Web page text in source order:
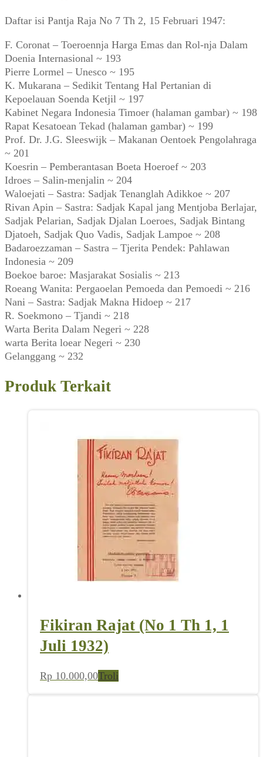
Daftar isi Pantja Raja No 7 Th 2, 15 Februari 1947:
F. Coronat – Toeroennja Harga Emas dan Rol-nja Dalam
Doenia Internasional ~ 193
Pierre Lormel – Unesco ~ 195
K. Mukarana – Sedikit Tentang Hal Pertanian di
Kepoelauan Soenda Ketjil ~ 197
Kabinet Negara Indonesia Timoer (halaman gambar) ~ 198
Rapat Kesatoean Tekad (halaman gambar) ~ 199
Prof. Dr. J.G. Sleeswijk – Makanan Oentoek Pengolahraga
~ 201
Koesrin – Pemberantasan Boeta Hoeroef ~ 203
Idroes – Salin-menjalin ~ 204
Waloejati – Sastra: Sadjak Tenanglah Adikkoe ~ 207
Rivan Apin – Sastra: Sadjak Kapal jang Mentjoba Berlajar,
Sadjak Pelarian, Sadjak Djalan Loeroes, Sadjak Bintang
Djatoeh, Sadjak Quo Vadis, Sadjak Lampoe ~ 208
Badaroezzaman – Sastra – Tjerita Pendek: Pahlawan
Indonesia ~ 209
Boekoe baroe: Masjarakat Sosialis ~ 213
Roeang Wanita: Pergaoelan Pemoeda dan Pemoedi ~ 216
Nani – Sastra: Sadjak Makna Hidoep ~ 217
R. Soekmono – Tjandi ~ 218
Warta Berita Dalam Negeri ~ 228
warta Berita loear Negeri ~ 230
Gelanggang ~ 232
Produk Terkait
Fikiran Rajat (No 1 Th 1, 1
Juli 1932)
Rp 10.000,00Troli